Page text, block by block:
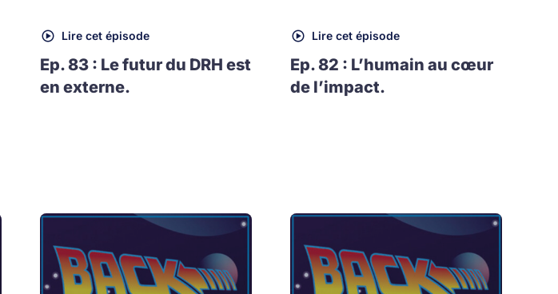
Lire cet épisode
Ep. 83 : Le futur du DRH est
en externe.
Lire cet épisode
Ep. 82 : L’humain au cœur
de l’impact.